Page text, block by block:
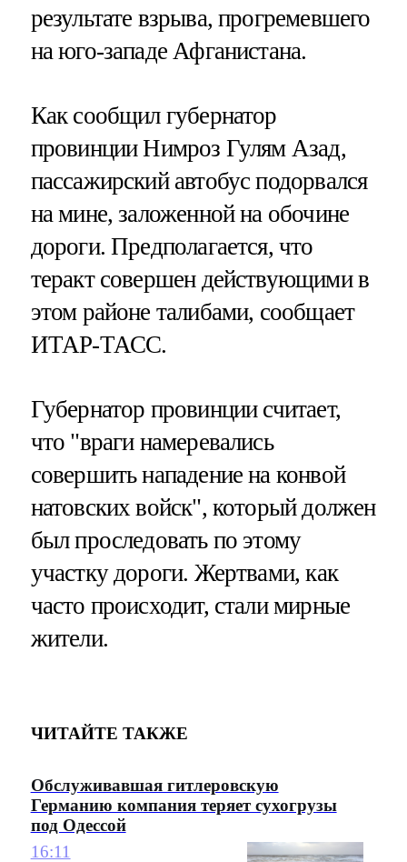
результате взрыва, прогремевшего
на юго-западе Афганистана.
Как сообщил губернатор
провинции Нимроз Гулям Азад,
пассажирский автобус подорвался
на мине, заложенной на обочине
дороги. Предполагается, что
теракт совершен действующими в
этом районе талибами, сообщает
ИТАР-ТАСС.
Губернатор провинции считает,
что "враги намеревались
совершить нападение на конвой
натовских войск", который должен
был проследовать по этому
участку дороги. Жертвами, как
часто происходит, стали мирные
жители.
ЧИТАЙТЕ ТАКЖЕ
Обслуживавшая гитлеровскую
Германию компания теряет сухогрузы
под Одессой
16:11